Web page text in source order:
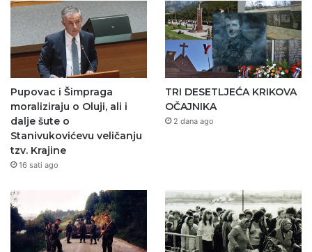
Pupovac i Šimpraga
moraliziraju o Oluji, ali i
dalje šute o
Stanivukovićevu veličanju
tzv. Krajine
16 sati ago
TRI DESETLJEĆA KRIKOVA
OČAJNIKA
2 dana ago